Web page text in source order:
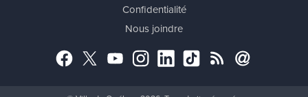
Confidentialité
Nous joindre
Facebook
TwitterYouTubeInstagram
LinkedInTikTokRSS Abonnement